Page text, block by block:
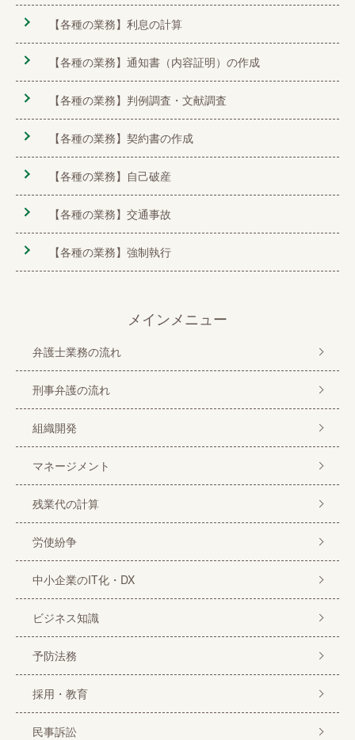
【各種の業務】利息の計算
【各種の業務】通知書（内容証明）の作成
【各種の業務】判例調査・文献調査
【各種の業務】契約書の作成
【各種の業務】自己破産
【各種の業務】交通事故
【各種の業務】強制執行
メインメニュー
弁護士業務の流れ
刑事弁護の流れ
組織開発
マネージメント
残業代の計算
労使紛争
中小企業のIT化・DX
ビジネス知識
予防法務
採用・教育
民事訴訟